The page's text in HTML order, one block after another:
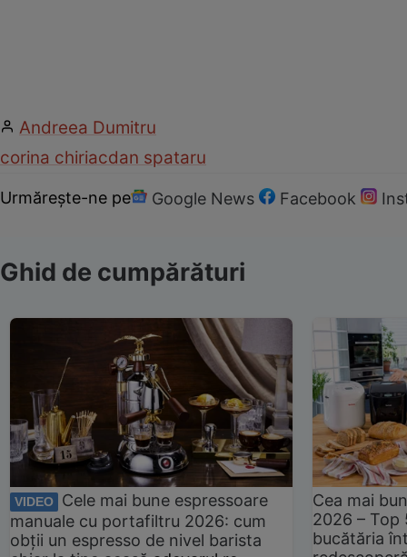
Andreea Dumitru
corina chiriacdan spataru
Urmărește-ne pe Google News Facebook
Ghid de cumpărături
VIDEO
Cele mai bune espressoare
manuale cu portafiltru 2026: cum
obții un espresso de nivel barista
Cea mai
2026 –
bucătăria